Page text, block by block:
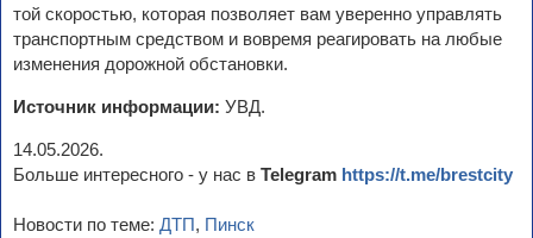
той скоростью, которая позволяет вам уверенно управлять
транспортным средством и вовремя реагировать на любые
изменения дорожной обстановки.
Источник информации: УВД.
14.05.2026.
Больше интересного - у нас в Telegram https://t.me/brestcity
Новости по теме: ДТП, Пинск